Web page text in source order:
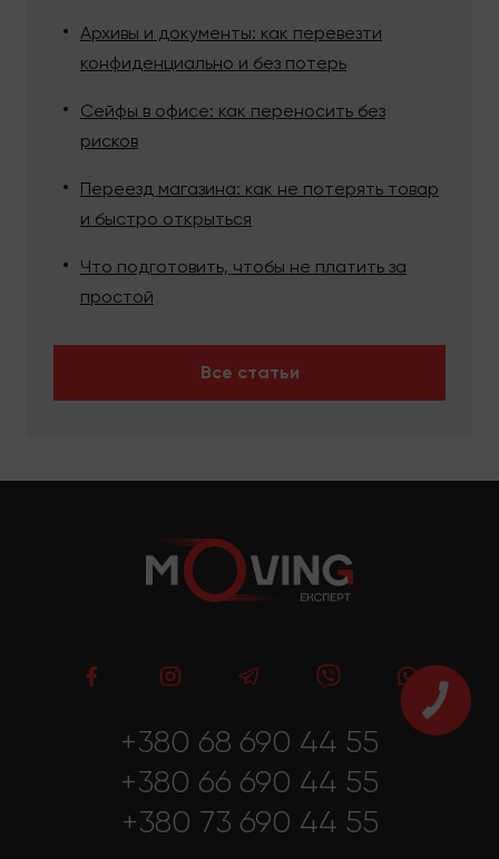
Архивы и документы: как перевезти
конфиденциально и без потерь
Сейфы в офисе: как переносить без
рисков
Переезд магазина: как не потерять товар
и быстро открыться
Что подготовить, чтобы не платить за
простой
Все статьи
+380 68 690 44 55
+380 66 690 44 55
+380 73 690 44 55